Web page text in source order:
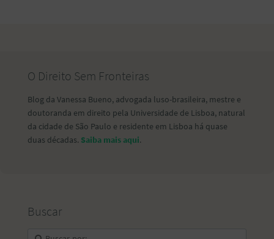
O Direito Sem Fronteiras
Blog da Vanessa Bueno, advogada luso-brasileira, mestre e
doutoranda em direito pela Universidade de Lisboa, natural
da cidade de São Paulo e residente em Lisboa há quase
duas décadas. Saiba mais aqui.
Buscar